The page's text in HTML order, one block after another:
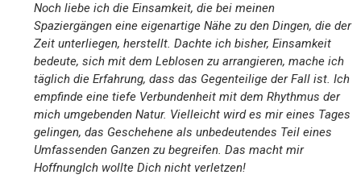
Noch liebe ich die Einsamkeit, die bei meinen
Spaziergängen eine eigenartige Nähe zu den Dingen, die der
Zeit unterliegen, herstellt. Dachte ich bisher, Einsamkeit
bedeute, sich mit dem Leblosen zu arrangieren, mache ich
täglich die Erfahrung, dass das Gegenteilige der Fall ist. Ich
empfinde eine tiefe Verbundenheit mit dem Rhythmus der
mich umgebenden Natur. Vielleicht wird es mir eines Tages
gelingen, das Geschehene als unbedeutendes Teil eines
Umfassenden Ganzen zu begreifen. Das macht mir
HoffnungIch wollte Dich nicht verletzen!